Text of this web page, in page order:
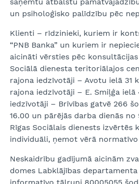
un psiholoģisko palīdzību pēc
Klienti – rīdzinieki, kuriem ir
“PNB Banka” un kuriem ir
aicināti vērsties pēc konsultācijas
Sociālā dienesta teritoriālajos
rajona iedzīvotāji – Avotu ielā 31
rajona iedzīvotāji – E. Smiļģa
iedzīvotāji – Brīvības gatvē 266
16.00 un pārējās darba dienās no
Rīgas Sociālais dienests izvērtēs
individuāli, ņemot vērā
Neskaidrību gadījumā aicinām
domes Labklājības departamenta